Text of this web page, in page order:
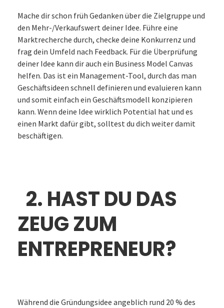
Mache dir schon früh Gedanken über die Zielgruppe und
den Mehr-/Verkaufswert deiner Idee. Führe eine
Marktrecherche durch, checke deine Konkurrenz und
frag dein Umfeld nach Feedback. Für die Überprüfung
deiner Idee kann dir auch ein Business Model Canvas
helfen. Das ist ein Management-Tool, durch das man
Geschäftsideen schnell definieren und evaluieren kann
und somit einfach ein Geschäftsmodell konzipieren
kann. Wenn deine Idee wirklich Potential hat und es
einen Markt dafür gibt, solltest du dich weiter damit
beschäftigen.
2. HAST DU DAS
ZEUG ZUM
ENTREPRENEUR?
Während die Gründungsidee angeblich rund 20 % des